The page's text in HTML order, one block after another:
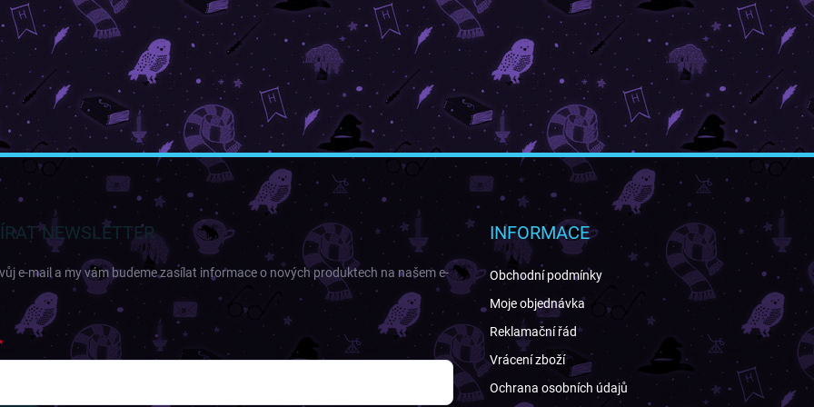
NEWSLETTER
e-mail a my vám budeme zasílat informace o nových produktech na našem e-
INFORMACE
Obchodní podmínky
Moje objednávka
Reklamační řád
Vrácení zboží
Ochrana osobních údajů